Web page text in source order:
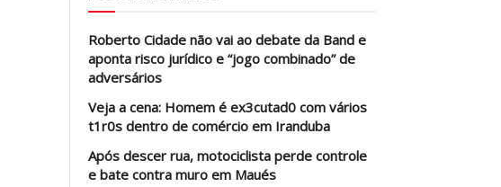
Roberto Cidade não vai ao debate da Band e
aponta risco jurídico e “jogo combinado” de
adversários
Veja a cena: Homem é ex3cutad0 com vários
t1r0s dentro de comércio em Iranduba
Após descer rua, motociclista perde controle
e bate contra muro em Maués